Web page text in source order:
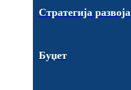
Стратегија развоја
Буџет